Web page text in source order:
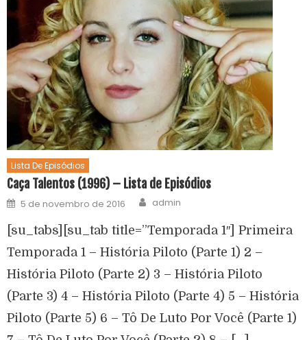
Lista De Episódios
Caça Talentos (1996) – Lista de Episódios
5 de novembro de 2016 admin
[su_tabs][su_tab title=”Temporada 1″] Primeira
Temporada 1 – História Piloto (Parte 1) 2 –
História Piloto (Parte 2) 3 – História Piloto
(Parte 3) 4 – História Piloto (Parte 4) 5 – História
Piloto (Parte 5) 6 – Tô De Luto Por Você (Parte 1)